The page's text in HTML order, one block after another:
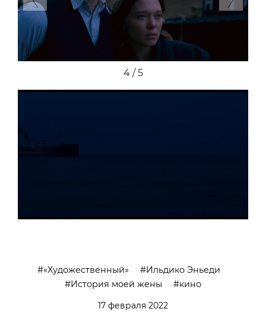
5 / 5
«Художественный»
Ильдико Эньеди
История моей жены
кино
17 февраля 2022